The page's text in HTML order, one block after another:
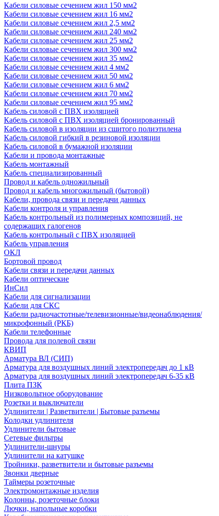
Кабели силовые сечением жил 150 мм2
Кабели силовые сечением жил 16 мм2
Кабели силовые сечением жил 2,5 мм2
Кабели силовые сечением жил 240 мм2
Кабели силовые сечением жил 25 мм2
Кабели силовые сечением жил 300 мм2
Кабели силовые сечением жил 35 мм2
Кабели силовые сечением жил 4 мм2
Кабели силовые сечением жил 50 мм2
Кабели силовые сечением жил 6 мм2
Кабели силовые сечением жил 70 мм2
Кабели силовые сечением жил 95 мм2
Кабель силовой с ПВХ изоляцией
Кабель силовой с ПВХ изоляцией бронированный
Кабель силовой в изоляции из сшитого полиэтилена
Кабель силовой гибкий в резиновой изоляции
Кабель силовой в бумажной изоляции
Кабели и провода монтажные
Кабель монтажный
Кабель специализированный
Провод и кабель одножильный
Провод и кабель многожильный (бытовой)
Кабели, провода связи и передачи данных
Кабели контроля и управления
Кабель контрольный из полимерных композиций, не
содержащих галогенов
Кабель контрольный с ПВХ изоляцией
Кабель управления
ОКЛ
Бортовой провод
Кабели связи и передачи данных
Кабели оптические
ИнСил
Кабели для сигнализации
Кабели для СКС
Кабели радиочастотные/телевизионные/видеонаблюдения/
микрофонный (РКБ)
Кабели телефонные
Провода для полевой связи
КВИП
Арматура ВЛ (СИП)
Арматура для воздушных линий электропередач до 1 кВ
Арматура для воздушных линий электропередач 6-35 кВ
Плита ПЗК
Низковольтное оборудование
Розетки и выключатели
Удлинители | Разветвители | Бытовые разъемы
Колодки удлинителя
Удлинители бытовые
Сетевые фильтры
Удлинители-шнуры
Удлинители на катушке
Тройники, разветвители и бытовые разъемы
Звонки дверные
Таймеры розеточные
Электромонтажные изделия
Колонны, розеточные блоки
Лючки, напольные коробки